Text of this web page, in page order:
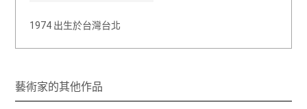
1974 出生於台灣台北
藝術家的其他作品